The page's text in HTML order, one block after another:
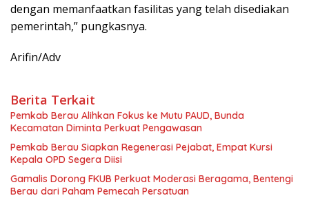
dengan memanfaatkan fasilitas yang telah disediakan
pemerintah,” pungkasnya.
Arifin/Adv
Berita Terkait
Pemkab Berau Alihkan Fokus ke Mutu PAUD, Bunda
Kecamatan Diminta Perkuat Pengawasan
Pemkab Berau Siapkan Regenerasi Pejabat, Empat Kursi
Kepala OPD Segera Diisi
Gamalis Dorong FKUB Perkuat Moderasi Beragama, Bentengi
Berau dari Paham Pemecah Persatuan